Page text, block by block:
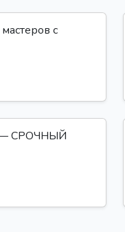
с
СРОЧНЫЙ